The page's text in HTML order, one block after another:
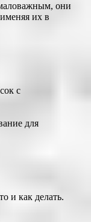
они
их в
с
для
и как делать.